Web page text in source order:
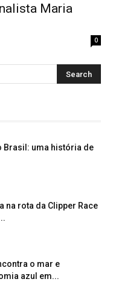
Maria
0
Brasil: uma história de
na rota da Clipper Race
o mar e
azul em...